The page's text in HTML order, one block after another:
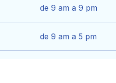
de 9 am a 9 pm
de 9 am a 5 pm